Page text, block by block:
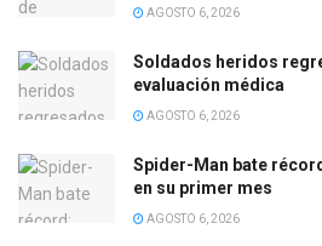
AGOSTO 6, 2026
Soldados heridos
evaluación médica
AGOSTO 6, 2026
Spider-Man bate
en su primer mes
AGOSTO 6, 2026